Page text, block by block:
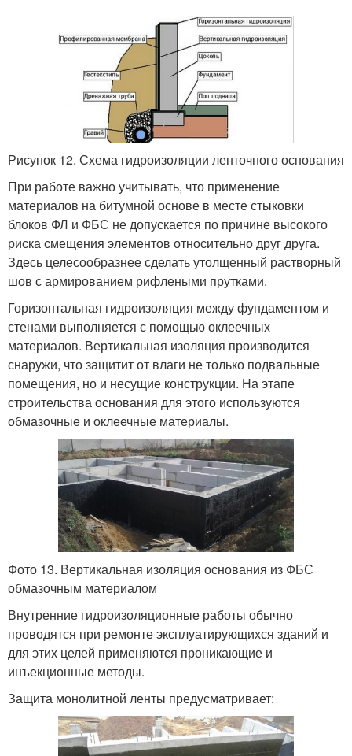
Рисунок 12. Схема гидроизоляции ленточного основания
При работе важно учитывать, что применение
материалов на битумной основе в месте стыковки
блоков ФЛ и ФБС не допускается по причине высокого
риска смещения элементов относительно друг друга.
Здесь целесообразнее сделать утолщенный растворный
шов с армированием рифлеными прутками.
Горизонтальная гидроизоляция между фундаментом и
стенами выполняется с помощью оклеечных
материалов. Вертикальная изоляция производится
снаружи, что защитит от влаги не только подвальные
помещения, но и несущие конструкции. На этапе
строительства основания для этого используются
обмазочные и оклеечные материалы.
Фото 13. Вертикальная изоляция основания из ФБС
обмазочным материалом
Внутренние гидроизоляционные работы обычно
проводятся при ремонте эксплуатирующихся зданий и
для этих целей применяются проникающие и
инъекционные методы.
Защита монолитной ленты предусматривает: